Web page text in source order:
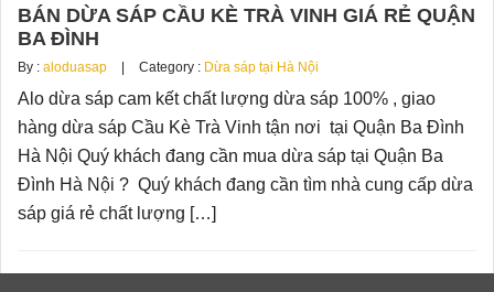
BÁN DỪA SÁP CẦU KÈ TRÀ VINH GIÁ RẺ QUẬN
BA ĐÌNH
By : aloduasap Category : Dừa sáp tại Hà Nội
Alo dừa sáp cam kết chất lượng dừa sáp 100% , giao
hàng dừa sáp Cầu Kè Trà Vinh tận nơi tại Quận Ba Đình
Hà Nội Quý khách đang cần mua dừa sáp tại Quận Ba
Đình Hà Nội ? Quý khách đang cần tìm nhà cung cấp dừa
sáp giá rẻ chất lượng […]